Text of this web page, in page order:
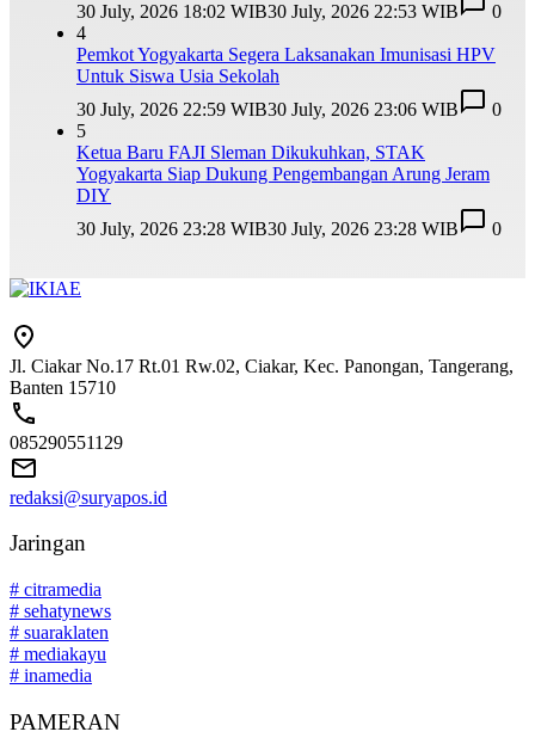
30 July, 2026 18:02 WIB30 July, 2026 22:53 WIB
0
4
Pemkot Yogyakarta Segera Laksanakan Imunisasi HPV
Untuk Siswa Usia Sekolah
30 July, 2026 22:59 WIB30 July, 2026 23:06 WIB
0
5
Ketua Baru FAJI Sleman Dikukuhkan, STAK
Yogyakarta Siap Dukung Pengembangan Arung Jeram
DIY
30 July, 2026 23:28 WIB30 July, 2026 23:28 WIB 0
Jl. Ciakar No.17 Rt.01 Rw.02, Ciakar, Kec. Panongan, Tangerang,
Banten 15710
085290551129
redaksi@suryapos.id
Jaringan
# citramedia
# sehatynews
# suaraklaten
# mediakayu
# inamedia
PAMERAN